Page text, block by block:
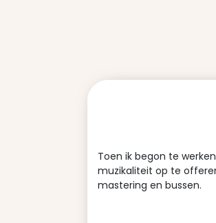
Toen ik begon te
muzikaliteit op te
mastering en bussen.